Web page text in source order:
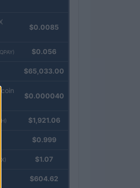
$0.0085
$0.056
$65,033.00
$0.000040
$1,921.06
$0.999
$1.07
$604.62